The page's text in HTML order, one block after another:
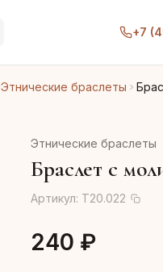
+7
Этнические браслеты
Этнические браслеты
Браслет с
Артикул: Т20.022
240 ₽